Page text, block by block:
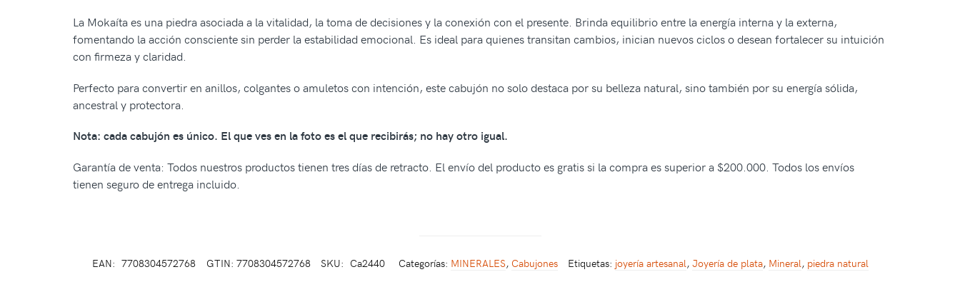
La Mokaíta es una piedra asociada a la vitalidad, la toma de decisiones y la conexión con el presente. Brinda equilibrio entre la energía interna y la externa,
fomentando la acción consciente sin perder la estabilidad emocional. Es ideal para quienes transitan cambios, inician nuevos ciclos o desean fortalecer su intuición
con firmeza y claridad.
Perfecto para convertir en anillos, colgantes o amuletos con intención, este cabujón no solo destaca por su belleza natural, sino también por su energía sólida,
ancestral y protectora.
Nota: cada cabujón es único. El que ves en la foto es el que recibirás; no hay otro igual.
Garantía de venta: Todos nuestros productos tienen tres días de retracto. El envío del producto es gratis si la compra es superior a $200.000. Todos los envíos
tienen seguro de entrega incluido.
EAN: 7708304572768 GTIN: 7708304572768 SKU: Ca2440 Categorías: MINERALES, Cabujones Etiquetas: joyería artesanal, Joyería de plata, Mineral, piedra natural